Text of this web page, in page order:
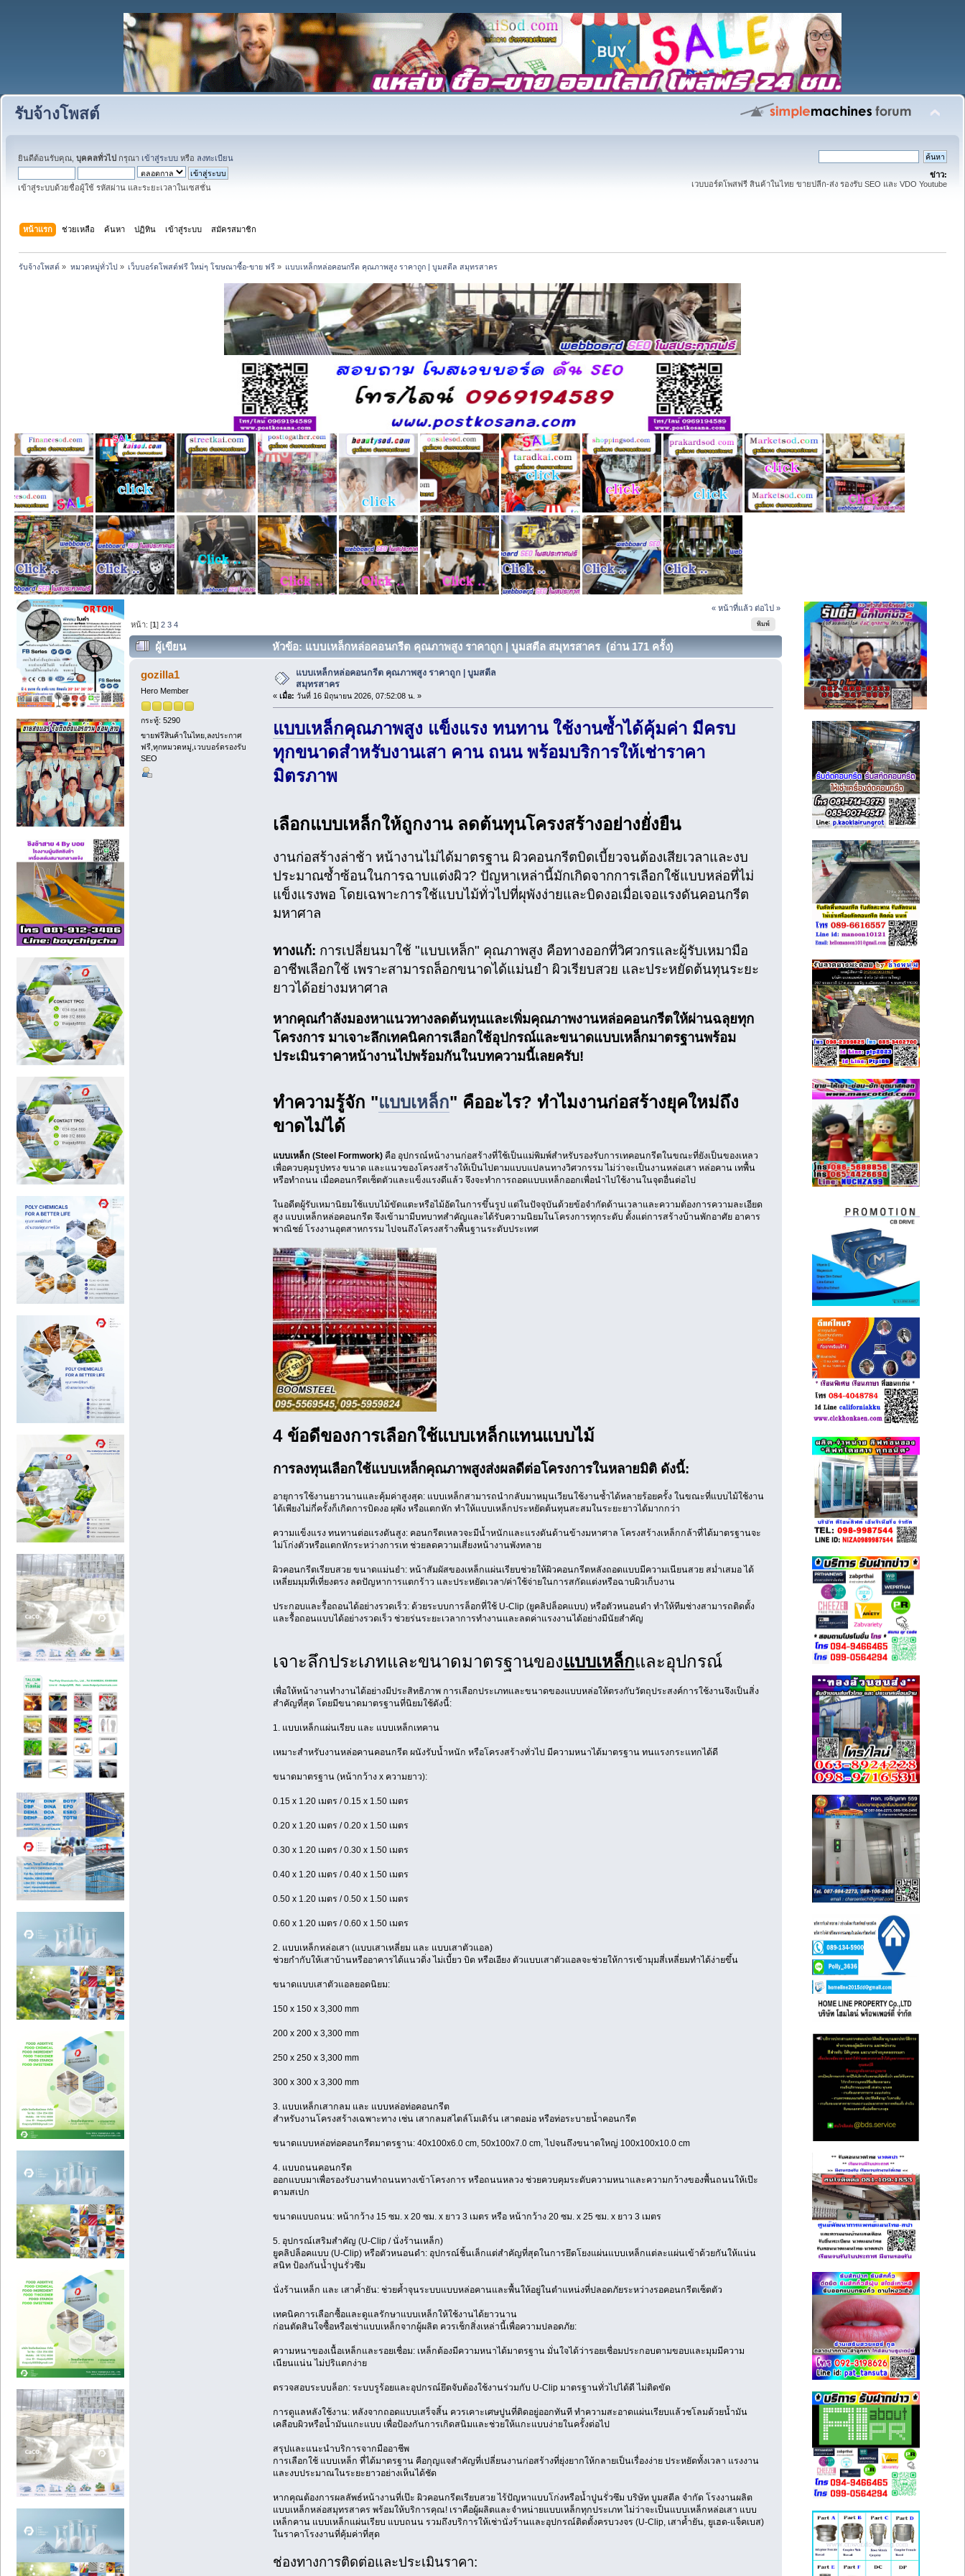
รับจ้างโพสต์
ยินดีต้อนรับคุณ, บุคคลทั่วไป กรุณา เข้าสู่ระบบ หรือ ลงทะเบียน
เข้าสู่ระบบด้วยชื่อผู้ใช้ รหัสผ่าน และระยะเวลาในเซสชั่น
ข่าว:
เวบบอร์ดโพสฟรี สินค้าในไทย ขายปลีก-ส่ง รองรับ SEO และ VDO Youtube
หน้าแรก ช่วยเหลือ ค้นหา ปฏิทิน เข้าสู่ระบบ สมัครสมาชิก
รับจ้างโพสต์ » หมวดหมู่ทั่วไป» เว็บบอร์ดโพสต์ฟรี ใหม่ๆ โฆษณาซื้อ-ขาย ฟรี» แบบเหล็กหล่อคอนกรีต คุณภาพสูง ราคาถูก | บูมสตีล สมุทรสาคร
« หน้าที่แล้ว ต่อไป »
พิมพ์
หน้า: [1]2 3 4
ผู้เขียน หัวข้อ: แบบเหล็กหล่อคอนกรีต คุณภาพสูง ราคาถูก | บูมสตีล สมุทรสาคร (อ่าน 171 ครั้ง)
gozilla1
Hero Member
กระทู้: 5290
ขายฟรีสินค้าในไทย,ลงประกาศ
ฟรี,ทุกหมวดหมู่,เวบบอร์ดรองรับ
SEO
แบบเหล็กหล่อคอนกรีต คุณภาพสูง ราคาถูก | บูมสตีล
สมุทรสาคร
« เมื่อ: วันที่ 16 มิถุนายน 2026, 07:52:08 น. »
แบบเหล็กคุณภาพสูง แข็งแรง ทนทาน ใช้งานซ้ำได้คุ้มค่า มีครบ
ทุกขนาดสำหรับงานเสา คาน ถนน พร้อมบริการให้เช่าราคา
มิตรภาพ
เลือกแบบเหล็กให้ถูกงาน ลดต้นทุนโครงสร้างอย่างยั่งยืน
งานก่อสร้างล่าช้า หน้างานไม่ได้มาตรฐาน ผิวคอนกรีตบิดเบี้ยวจนต้องเสียเวลาและงบ
ประมาณซ้ำซ้อนในการฉาบแต่งผิว? ปัญหาเหล่านี้มักเกิดจากการเลือกใช้แบบหล่อที่ไม่
แข็งแรงพอ โดยเฉพาะการใช้แบบไม้ทั่วไปที่ผุพังง่ายและบิดงอเมื่อเจอแรงดันคอนกรีต
มหาศาล
ทางแก้: การเปลี่ยนมาใช้ "แบบเหล็ก" คุณภาพสูง คือทางออกที่วิศวกรและผู้รับเหมามือ
อาชีพเลือกใช้ เพราะสามารถล็อกขนาดได้แม่นยำ ผิวเรียบสวย และประหยัดต้นทุนระยะ
ยาวได้อย่างมหาศาล
หากคุณกำลังมองหาแนวทางลดต้นทุนและเพิ่มคุณภาพงานหล่อคอนกรีตให้ผ่านฉลุยทุก
โครงการ มาเจาะลึกเทคนิคการเลือกใช้อุปกรณ์และขนาดแบบเหล็กมาตรฐานพร้อม
ประเมินราคาหน้างานไปพร้อมกันในบทความนี้เลยครับ!
ทำความรู้จัก "แบบเหล็ก" คืออะไร? ทำไมงานก่อสร้างยุคใหม่ถึง
ขาดไม่ได้
แบบเหล็ก (Steel Formwork)คือ อุปกรณ์หน้างานก่อสร้างที่ใช้เป็นแม่พิมพ์สำหรับรองรับการเทคอนกรีตในขณะที่ยังเป็นของเหลว
เพื่อควบคุมรูปทรง ขนาด และแนวของโครงสร้างให้เป็นไปตามแบบแปลนทางวิศวกรรม ไม่ว่าจะเป็นงานหล่อเสา หล่อคาน เทพื้น
หรือทำถนน เมื่อคอนกรีตเซ็ตตัวและแข็งแรงดีแล้ว จึงจะทำการถอดแบบเหล็กออกเพื่อนำไปใช้งานในจุดอื่นต่อไป
ในอดีตผู้รับเหมานิยมใช้แบบไม้ขัดแตะหรือไม้อัดในการขึ้นรูป แต่ในปัจจุบันด้วยข้อจำกัดด้านเวลาและความต้องการความละเอียด
สูง แบบเหล็กหล่อคอนกรีต จึงเข้ามามีบทบาทสำคัญและได้รับความนิยมในโครงการทุกระดับ ตั้งแต่การสร้างบ้านพักอาศัย อาคาร
พาณิชย์ โรงงานอุตสาหกรรม ไปจนถึงโครงสร้างพื้นฐานระดับประเทศ
4 ข้อดีของการเลือกใช้แบบเหล็กแทนแบบไม้
การลงทุนเลือกใช้แบบเหล็กคุณภาพสูงส่งผลดีต่อโครงการในหลายมิติ ดังนี้:
อายุการใช้งานยาวนานและคุ้มค่าสูงสุด: แบบเหล็กสามารถนำกลับมาหมุนเวียนใช้งานซ้ำได้หลายร้อยครั้ง ในขณะที่แบบไม้ใช้งาน
ได้เพียงไม่กี่ครั้งก็เกิดการบิดงอ ผุพัง หรือแตกหัก ทำให้แบบเหล็กประหยัดต้นทุนสะสมในระยะยาวได้มากกว่า
ความแข็งแรง ทนทานต่อแรงดันสูง: คอนกรีตเหลวจะมีน้ำหนักและแรงดันด้านข้างมหาศาล โครงสร้างเหล็กกล้าที่ได้มาตรฐานจะ
ไม่โก่งตัวหรือแตกหักระหว่างการเท ช่วยลดความเสี่ยงหน้างานพังทลาย
ผิวคอนกรีตเรียบสวย ขนาดแม่นยำ: หน้าสัมผัสของเหล็กแผ่นเรียบช่วยให้ผิวคอนกรีตหลังถอดแบบมีความเนียนสวย สม่ำเสมอ ได้
เหลี่ยมมุมที่เที่ยงตรง ลดปัญหาการแตกร้าว และประหยัดเวลา/ค่าใช้จ่ายในการสกัดแต่งหรือฉาบผิวเก็บงาน
ประกอบและรื้อถอนได้อย่างรวดเร็ว: ด้วยระบบการล็อกที่ใช้ U-Clip (ยูคลิปล็อคแบบ) หรือตัวหนอนดำ ทำให้ทีมช่างสามารถติดตั้ง
และรื้อถอนแบบได้อย่างรวดเร็ว ช่วยร่นระยะเวลาการทำงานและลดค่าแรงงานได้อย่างมีนัยสำคัญ
เจาะลึกประเภทและขนาดมาตรฐานของแบบเหล็กและอุปกรณ์
เพื่อให้หน้างานทำงานได้อย่างมีประสิทธิภาพ การเลือกประเภทและขนาดของแบบหล่อให้ตรงกับวัตถุประสงค์การใช้งานจึงเป็นสิ่ง
สำคัญที่สุด โดยมีขนาดมาตรฐานที่นิยมใช้ดังนี้:
1. แบบเหล็กแผ่นเรียบ และ แบบเหล็กเทคาน
เหมาะสำหรับงานหล่อคานคอนกรีต ผนังรับน้ำหนัก หรือโครงสร้างทั่วไป มีความหนาได้มาตรฐาน ทนแรงกระแทกได้ดี
ขนาดมาตรฐาน (หน้ากว้าง x ความยาว):
0.15 x 1.20 เมตร / 0.15 x 1.50 เมตร
0.20 x 1.20 เมตร / 0.20 x 1.50 เมตร
0.30 x 1.20 เมตร / 0.30 x 1.50 เมตร
0.40 x 1.20 เมตร / 0.40 x 1.50 เมตร
0.50 x 1.20 เมตร / 0.50 x 1.50 เมตร
0.60 x 1.20 เมตร / 0.60 x 1.50 เมตร
2. แบบเหล็กหล่อเสา (แบบเสาเหลี่ยม และ แบบเสาตัวแอล)
ช่วยกำกับให้เสาบ้านหรืออาคารได้แนวดิ่ง ไม่เบี้ยว บิด หรือเอียง ตัวแบบเสาตัวแอลจะช่วยให้การเข้ามุมสี่เหลี่ยมทำได้ง่ายขึ้น
ขนาดแบบเสาตัวแอลยอดนิยม:
150 x 150 x 3,300 mm
200 x 200 x 3,300 mm
250 x 250 x 3,300 mm
300 x 300 x 3,300 mm
3. แบบเหล็กเสากลม และ แบบหล่อท่อคอนกรีต
สำหรับงานโครงสร้างเฉพาะทาง เช่น เสากลมสไตล์โมเดิร์น เสาตอม่อ หรือท่อระบายน้ำคอนกรีต
ขนาดแบบหล่อท่อคอนกรีตมาตรฐาน: 40x100x6.0 cm, 50x100x7.0 cm, ไปจนถึงขนาดใหญ่ 100x100x10.0 cm
4. แบบถนนคอนกรีต
ออกแบบมาเพื่อรองรับงานทำถนนทางเข้าโครงการ หรือถนนหลวง ช่วยควบคุมระดับความหนาและความกว้างของพื้นถนนให้เป๊ะ
ตามสเปก
ขนาดแบบถนน: หน้ากว้าง 15 ซม. x 20 ซม. x ยาว 3 เมตร หรือ หน้ากว้าง 20 ซม. x 25 ซม. x ยาว 3 เมตร
5. อุปกรณ์เสริมสำคัญ (U-Clip / นั่งร้านเหล็ก)
ยูคลิปล็อคแบบ (U-Clip) หรือตัวหนอนดำ: อุปกรณ์ชิ้นเล็กแต่สำคัญที่สุดในการยึดโยงแผ่นแบบเหล็กแต่ละแผ่นเข้าด้วยกันให้แน่น
สนิท ป้องกันน้ำปูนรั่วซึม
นั่งร้านเหล็ก และ เสาค้ำยัน: ช่วยค้ำจุนระบบแบบหล่อคานและพื้นให้อยู่ในตำแหน่งที่ปลอดภัยระหว่างรอคอนกรีตเซ็ตตัว
เทคนิคการเลือกซื้อและดูแลรักษาแบบเหล็กให้ใช้งานได้ยาวนาน
ก่อนตัดสินใจซื้อหรือเช่าแบบเหล็กจากผู้ผลิต ควรเช็กสิ่งเหล่านี้เพื่อความปลอดภัย:
ความหนาของเนื้อเหล็กและรอยเชื่อม: เหล็กต้องมีความหนาได้มาตรฐาน มั่นใจได้ว่ารอยเชื่อมประกอบตามขอบและมุมมีความ
เนียนแน่น ไม่ปริแตกง่าย
ตรวจสอบระบบล็อก: ระบบรูร้อยและอุปกรณ์ยึดจับต้องใช้งานร่วมกับ U-Clip มาตรฐานทั่วไปได้ดี ไม่ติดขัด
การดูแลหลังใช้งาน: หลังจากถอดแบบเสร็จสิ้น ควรเคาะเศษปูนที่ติดอยู่ออกทันที ทำความสะอาดแผ่นเรียบแล้วชโลมด้วยน้ำมัน
เคลือบผิวหรือน้ำมันแกะแบบ เพื่อป้องกันการเกิดสนิมและช่วยให้แกะแบบง่ายในครั้งต่อไป
สรุปและแนะนำบริการจากมืออาชีพ
การเลือกใช้ แบบเหล็ก ที่ได้มาตรฐาน คือกุญแจสำคัญที่เปลี่ยนงานก่อสร้างที่ยุ่งยากให้กลายเป็นเรื่องง่าย ประหยัดทั้งเวลา แรงงาน
และงบประมาณในระยะยาวอย่างเห็นได้ชัด
หากคุณต้องการผลลัพธ์หน้างานที่เป๊ะ ผิวคอนกรีตเรียบสวย ไร้ปัญหาแบบโก่งหรือน้ำปูนรั่วซึม บริษัท บูมสตีล จำกัด โรงงานผลิต
แบบเหล็กหล่อสมุทรสาคร พร้อมให้บริการคุณ! เราคือผู้ผลิตและจำหน่ายแบบเหล็กทุกประเภท ไม่ว่าจะเป็นแบบเหล็กหล่อเสา แบบ
เหล็กคาน แบบเหล็กแผ่นเรียบ แบบถนน รวมถึงบริการให้เช่านั่งร้านและอุปกรณ์ติดตั้งครบวงจร (U-Clip, เสาค้ำยัน, ยูเฮด-แจ็คเบส)
ในราคาโรงงานที่คุ้มค่าที่สุด
ช่องทางการติดต่อและประเมินราคา: